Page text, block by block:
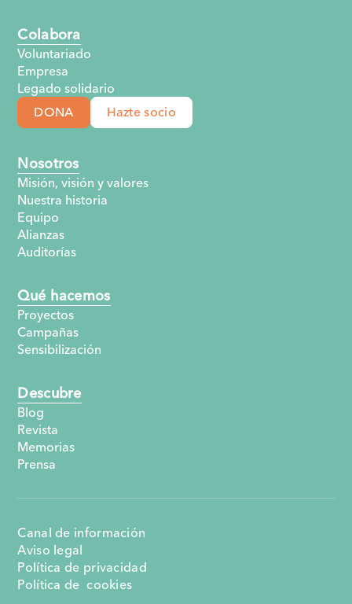
Nosotros
Misión, visión y valores
Nuestra historia
Equipo
Alianzas
Auditorías
Qué hacemos
Proyectos
Campañas
Sensibilización
Descubre
Blog
Revista
Memorias
Prensa
Colabora
Voluntariado
Empresa
Legado solidario
DONA Hazte socio
Canal de información
Aviso legal
Política de privacidad
Política de cookies